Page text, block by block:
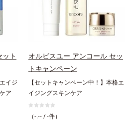
ト
イジ
ア
オルビスユー アンコール セッ
トキャンペーン
【セットキャンペーン中！】本格エ
イジングスキンケア
（-.-- / -件）